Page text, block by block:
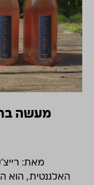
מעשה
מאת: רייצ'ל
האלגנטית, הוא